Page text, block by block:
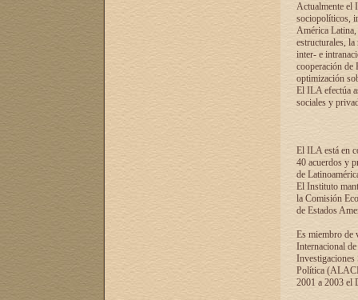
Actualmente el
sociopolíticos,
América Latina,
estructurales,
inter- e
cooperación de
optimización
El ILA efectúa
sociales y
El ILA está en
40 acuerdos y
de
El Instituto
la Comisión
de Estados
Es miembro de
Internacional
Investigaciones
Política
2001 a 2003 el